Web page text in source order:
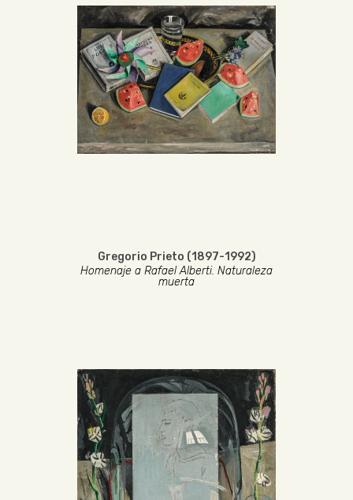
Gregorio Prieto (1897-1992)
Homenaje a Rafael Alberti. Naturaleza
muerta